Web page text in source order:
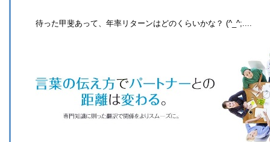
待った甲斐あって、年率リターンはどのくらいかな？ (^_^;....